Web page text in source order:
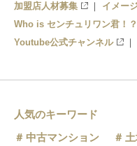
加盟店人材募集
イメー
Who is センチュリワン君！？
Youtube公式チャンネル
人気のキーワード
中古マンション